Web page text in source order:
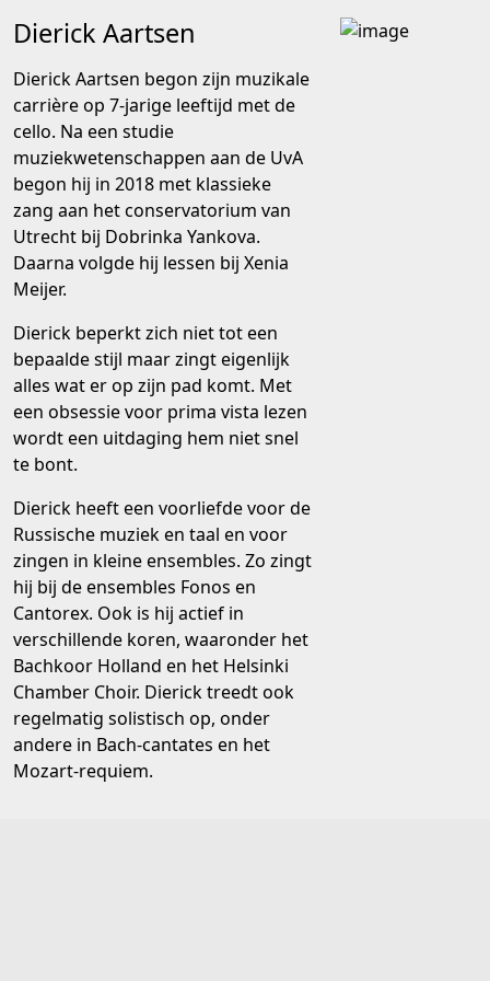
Dierick Aartsen
Dierick Aartsen begon zijn muzikale
carrière op 7-jarige leeftijd met de
cello. Na een studie
muziekwetenschappen aan de UvA
begon hij in 2018 met klassieke
zang aan het conservatorium van
Utrecht bij Dobrinka Yankova.
Daarna volgde hij lessen bij Xenia
Meijer.
Dierick beperkt zich niet tot een
bepaalde stijl maar zingt eigenlijk
alles wat er op zijn pad komt. Met
een obsessie voor prima vista lezen
wordt een uitdaging hem niet snel
te bont.
Dierick heeft een voorliefde voor de
Russische muziek en taal en voor
zingen in kleine ensembles. Zo zingt
hij bij de ensembles Fonos en
Cantorex. Ook is hij actief in
verschillende koren, waaronder het
Bachkoor Holland en het Helsinki
Chamber Choir. Dierick treedt ook
regelmatig solistisch op, onder
andere in Bach-cantates en het
Mozart-requiem.